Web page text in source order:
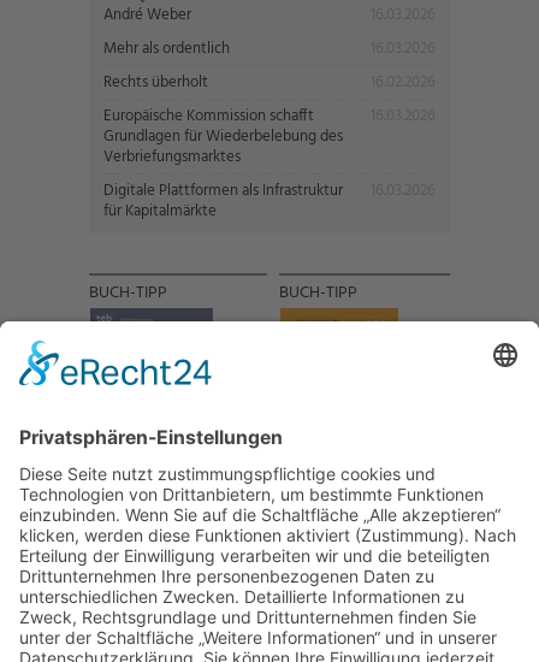
André Weber
Mehr als ordentlich
Rechts überholt
Europäische Kommission schafft
Grundlagen für Wiederbelebung des
Verbriefungsmarktes
Digitale Plattformen als Infrastruktur
für Kapitalmärkte
BUCH-TIPP BUCH-TIPP